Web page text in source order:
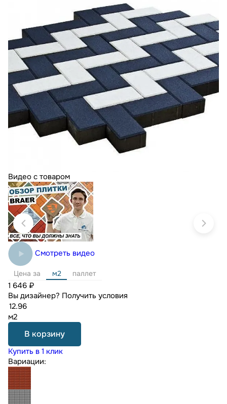
Видео с товаром
Смотреть видео
Цена за м2 паллет
1 646 ₽
Вы дизайнер? Получить условия
м2
В корзину
Купить в 1 клик
Вариации: